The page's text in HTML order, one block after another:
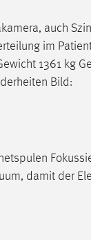
auch
im
1361 kg
Bild:
damit der
wie
_pk_ses
anzuzeigen.